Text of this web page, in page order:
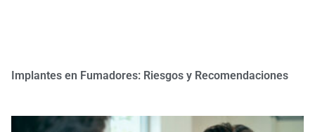
Implantes en Fumadores: Riesgos y Recomendaciones